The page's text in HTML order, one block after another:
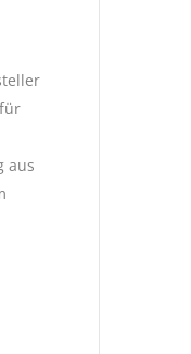
aus